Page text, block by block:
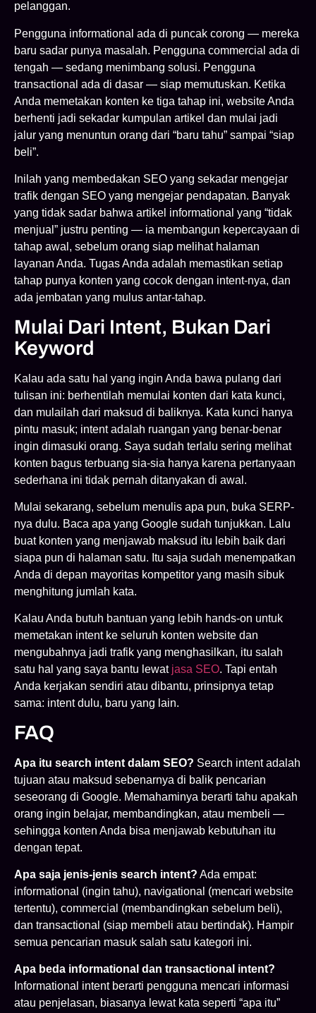
pelanggan.
Pengguna informational ada di puncak corong — mereka
baru sadar punya masalah. Pengguna commercial ada di
tengah — sedang menimbang solusi. Pengguna
transactional ada di dasar — siap memutuskan. Ketika
Anda memetakan konten ke tiga tahap ini, website Anda
berhenti jadi sekadar kumpulan artikel dan mulai jadi
jalur yang menuntun orang dari “baru tahu” sampai “siap
beli”.
Inilah yang membedakan SEO yang sekadar mengejar
trafik dengan SEO yang mengejar pendapatan. Banyak
yang tidak sadar bahwa artikel informational yang “tidak
menjual” justru penting — ia membangun kepercayaan di
tahap awal, sebelum orang siap melihat halaman
layanan Anda. Tugas Anda adalah memastikan setiap
tahap punya konten yang cocok dengan intent-nya, dan
ada jembatan yang mulus antar-tahap.
Mulai Dari Intent, Bukan Dari
Keyword
Kalau ada satu hal yang ingin Anda bawa pulang dari
tulisan ini: berhentilah memulai konten dari kata kunci,
dan mulailah dari maksud di baliknya. Kata kunci hanya
pintu masuk; intent adalah ruangan yang benar-benar
ingin dimasuki orang. Saya sudah terlalu sering melihat
konten bagus terbuang sia-sia hanya karena pertanyaan
sederhana ini tidak pernah ditanyakan di awal.
Mulai sekarang, sebelum menulis apa pun, buka SERP-
nya dulu. Baca apa yang Google sudah tunjukkan. Lalu
buat konten yang menjawab maksud itu lebih baik dari
siapa pun di halaman satu. Itu saja sudah menempatkan
Anda di depan mayoritas kompetitor yang masih sibuk
menghitung jumlah kata.
Kalau Anda butuh bantuan yang lebih hands-on untuk
memetakan intent ke seluruh konten website dan
mengubahnya jadi trafik yang menghasilkan, itu salah
satu hal yang saya bantu lewat jasa SEO. Tapi entah
Anda kerjakan sendiri atau dibantu, prinsipnya tetap
sama: intent dulu, baru yang lain.
FAQ
Apa itu search intent dalam SEO? Search intent adalah
tujuan atau maksud sebenarnya di balik pencarian
seseorang di Google. Memahaminya berarti tahu apakah
orang ingin belajar, membandingkan, atau membeli —
sehingga konten Anda bisa menjawab kebutuhan itu
dengan tepat.
Apa saja jenis-jenis search intent? Ada empat:
informational (ingin tahu), navigational (mencari website
tertentu), commercial (membandingkan sebelum beli),
dan transactional (siap membeli atau bertindak). Hampir
semua pencarian masuk salah satu kategori ini.
Apa beda informational dan transactional intent?
Informational intent berarti pengguna mencari informasi
atau penjelasan, biasanya lewat kata seperti “apa itu”